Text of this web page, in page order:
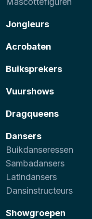
Jongleurs
Acrobaten
Buiksprekers
Vuurshows
Dragqueens
Dansers
Buikdanseressen
Sambadansers
Latindansers
Dansinstructeurs
Showgroepen